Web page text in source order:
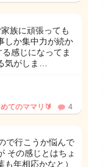
族に頑張っても
しか集中力が続か
感じになってま
気がしま…
てのママリ🔰 4
で行こうか悩んで
その感じとはちょ
年相応かなと）